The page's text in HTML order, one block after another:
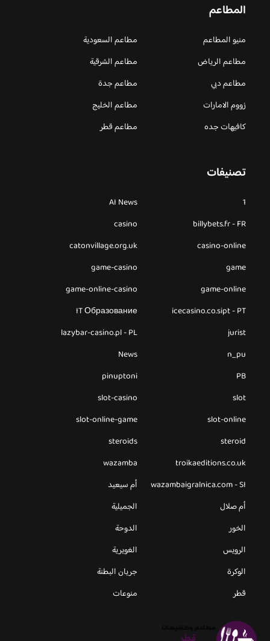
المطاعم
منيو المطاعم
مطاعم السعودية
مطاعم الرياض
مطاعم الشرقية
مطاعم دبي
مطاعم جدة
زووم الامارات
مطاعم الخليج
كافيهات جده
مطاعم قطر
تصنيفات
1
AI News
billybets.fr - FR
casino
casino-online
catonvillage.org.uk
game
game-casino
game-online
game-online-casino
icecasino.co.sipt - PT
IT Образование
jurist
lazybar-casino.pl - PL
n_pu
News
PB
pinuptoni
slot
slot-casino
slot-online
slot-online-game
steroid
steroids
troikaeditions.co.uk
wazamba
wazambaigralnica.com - SI
أم سيعيد
أم صلال
الجميلية
الخور
الدوحة
الرويس
الغويرية
الوكرة
جريان البطنة
قطر
منوعات